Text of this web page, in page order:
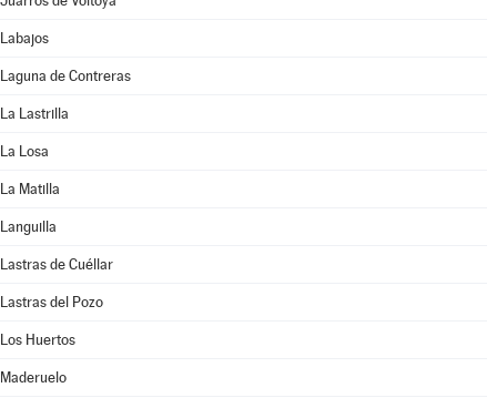
Labajos
Laguna de Contreras
La Lastrilla
La Losa
La Matilla
Languilla
Lastras de Cuéllar
Lastras del Pozo
Los Huertos
Maderuelo